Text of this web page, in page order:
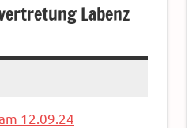
Labenz
12.09.24